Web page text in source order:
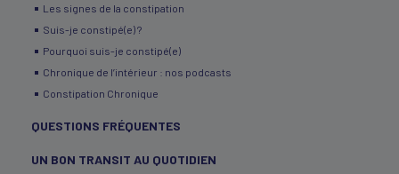
Les signes de la constipation
Suis-je constipé(e) ?
Pourquoi suis-je constipé(e)
Chronique de l’intérieur : nos podcasts
Constipation Chronique
QUESTIONS FRÉQUENTES
UN BON TRANSIT AU QUOTIDIEN